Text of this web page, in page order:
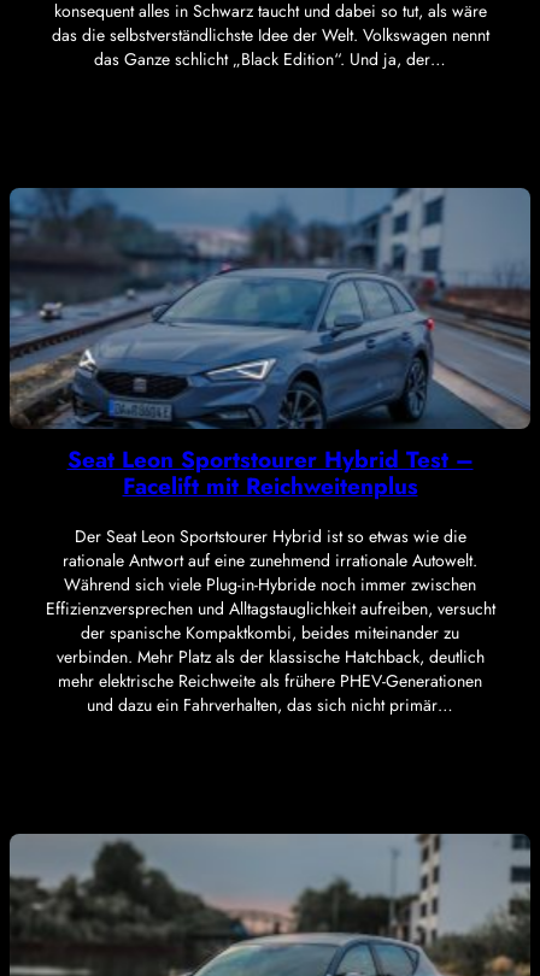
konsequent alles in Schwarz taucht und dabei so tut, als wäre
das die selbstverständlichste Idee der Welt. Volkswagen nennt
das Ganze schlicht „Black Edition“. Und ja, der…
Seat Leon Sportstourer Hybrid Test –
Facelift mit Reichweitenplus
Der Seat Leon Sportstourer Hybrid ist so etwas wie die
rationale Antwort auf eine zunehmend irrationale Autowelt.
Während sich viele Plug-in-Hybride noch immer zwischen
Effizienzversprechen und Alltagstauglichkeit aufreiben, versucht
der spanische Kompaktkombi, beides miteinander zu
verbinden. Mehr Platz als der klassische Hatchback, deutlich
mehr elektrische Reichweite als frühere PHEV-Generationen
und dazu ein Fahrverhalten, das sich nicht primär…